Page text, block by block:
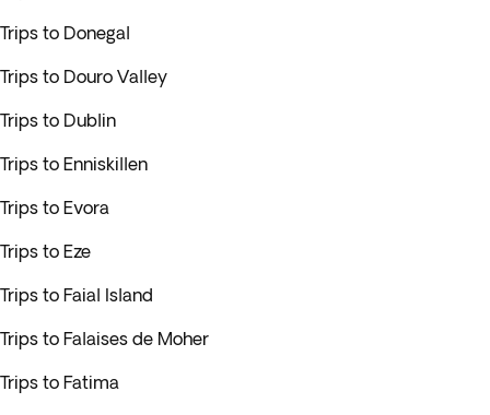
Trips to Donegal
Trips to Douro Valley
Trips to Dublin
Trips to Enniskillen
Trips to Evora
Trips to Eze
Trips to Faial Island
Trips to Falaises de Moher
Trips to Fatima